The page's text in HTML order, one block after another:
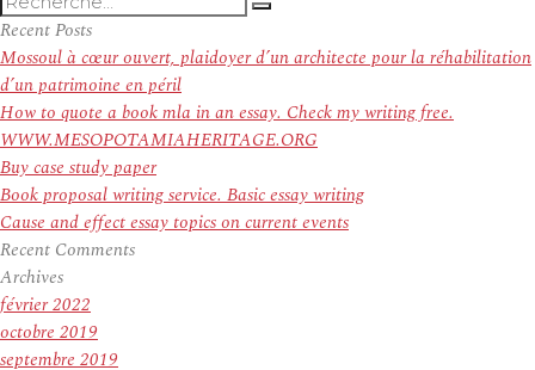
pour
:
Recherche
Recent Posts
Mossoul à cœur ouvert, plaidoyer d’un architecte pour la réhabilitation
d’un patrimoine en péril
How to quote a book mla in an essay. Check my writing free.
WWW.MESOPOTAMIAHERITAGE.ORG
Buy case study paper
Book proposal writing service. Basic essay writing
Cause and effect essay topics on current events
Recent Comments
Archives
février 2022
octobre 2019
septembre 2019